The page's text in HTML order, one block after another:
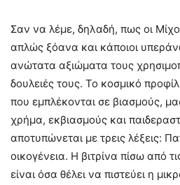
Σαν να λέμε, δηλαδή, πως οι
απλώς ξόανα και κάποιοι
ανώτατα αξιώματα τους
δουλειές τους. Το κοσμικό
που εμπλέκονται σε βιασμούς,
χρήμα, εκβιασμούς και
αποτυπώνεται με τρεις λέξεις:
οικογένεια. Η βιτρίνα πίσω από
είναι όσα θέλει να πιστεύει η